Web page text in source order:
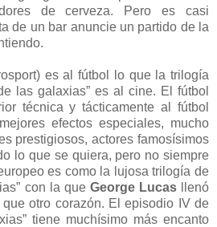
de cerveza. Pero es casi
de un bar anuncie un partido de la
es al fútbol lo que la trilogía
las galaxias” es al cine. El fútbol
técnica y tácticamente al fútbol
efectos especiales, mucho
prestigiosos, actores famosísimos
lo que se quiera, pero no siempre
es como la lujosa trilogía de
con la que George Lucasllenó
otro corazón. El episodio IV de
tiene muchísimo más encanto